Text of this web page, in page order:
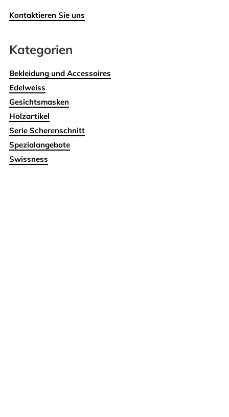
Kontaktieren Sie uns
Kategorien
Bekleidung und Accessoires
Edelweiss
Gesichtsmasken
Holzartikel
Serie Scherenschnitt
Spezialangebote
Swissness